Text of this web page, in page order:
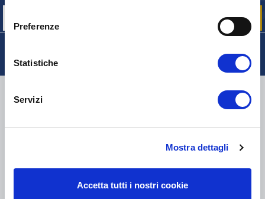
consenso
Preferenze
Statistiche
Servizi
Mostra dettagli
Accetta tutti i nostri cookie
TNT, GÉODIS, FRANCE
eKomi